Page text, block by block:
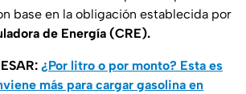
base en la obligación establecida por
de Energía (CRE).
¿Por litro o por monto? Esta es
más para cargar gasolina en